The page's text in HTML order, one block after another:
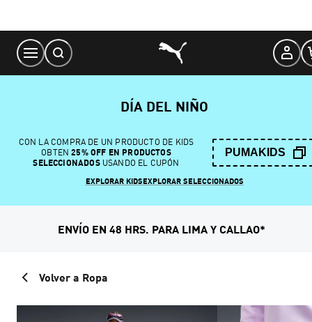
Content
DÍA DEL NIÑO
CON LA COMPRA DE UN PRODUCTO DE KIDS
OBTEN 25% OFF EN PRODUCTOS
SELECCIONADOSUSANDO EL CUPÓN
PUMAKIDS
EXPLORAR KIDSEXPLORAR SELECCIONADOS
ENVÍO EN 48 HRS. PARA LIMA Y CALLAO*
Volver a Ropa